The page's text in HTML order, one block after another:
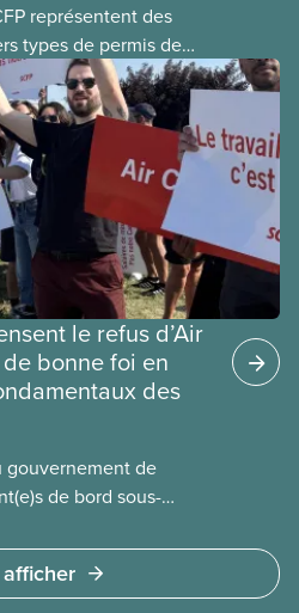
représentent des
types de permis de
les permis pour
temporaires,
de
le refus d’Air
bonne foi en
des
gouvernement de
de bord sous-
n’a attendu que
à cette demande de